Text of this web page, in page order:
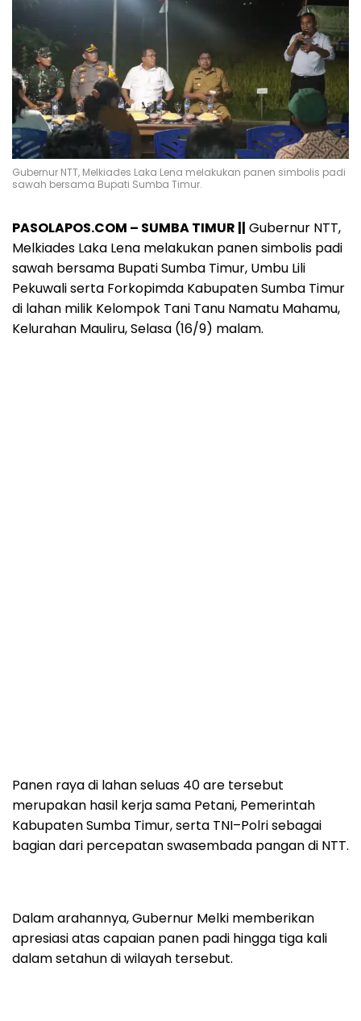
Gubernur NTT, Melkiades Laka Lena melakukan panen simbolis padi
sawah bersama Bupati Sumba Timur.
PASOLAPOS.COM – SUMBA TIMUR || Gubernur NTT,
Melkiades Laka Lena melakukan panen simbolis padi
sawah bersama Bupati Sumba Timur, Umbu Lili
Pekuwali serta Forkopimda Kabupaten Sumba Timur
di lahan milik Kelompok Tani Tanu Namatu Mahamu,
Kelurahan Mauliru, Selasa (16/9) malam.
Panen raya di lahan seluas 40 are tersebut
merupakan hasil kerja sama Petani, Pemerintah
Kabupaten Sumba Timur, serta TNI–Polri sebagai
bagian dari percepatan swasembada pangan di NTT.
Dalam arahannya, Gubernur Melki memberikan
apresiasi atas capaian panen padi hingga tiga kali
dalam setahun di wilayah tersebut.